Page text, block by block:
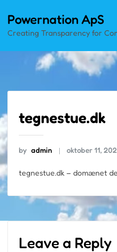
content
Powernation ApS
Creating Transparency for
tegnestue.dk
by admin oktober 11,
tegnestue.dk – domænet
Leave a Reply